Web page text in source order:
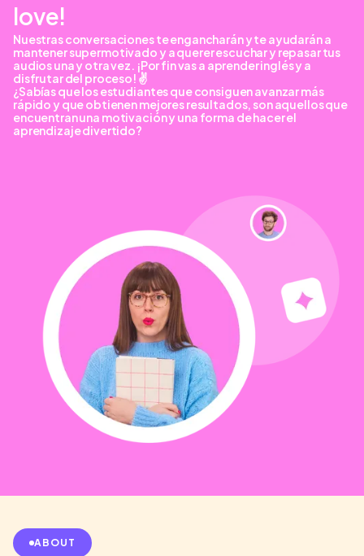
love!
Nuestras conversaciones te engancharán y te ayudarán a
mantener supermotivado y a querer escuchar y repasar tus
audios una y otra vez. ¡Por fin vas a aprender inglés y a
disfrutar del proceso! ✌️
¿Sabías que los estudiantes que consiguen avanzar más
rápido y que obtienen mejores resultados, son aquellos que
encuentran una motivación y una forma de hacer el
aprendizaje divertido?
ABOUT